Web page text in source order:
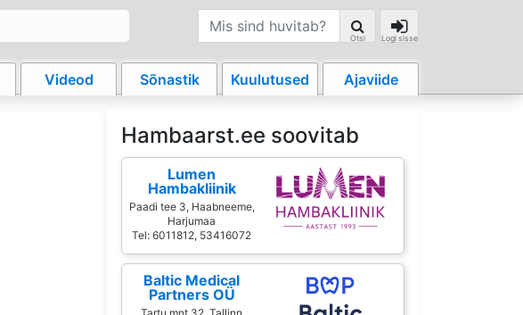
Logi sisse
Otsi
Videod Sõnastik Kuulutused Ajaviide
Hambaarst.ee soovitab
Lumen
Hambakliinik
Paadi tee 3, Haabneeme,
Harjumaa
Tel: 6011812, 53416072
Baltic Medical
Partners OÜ